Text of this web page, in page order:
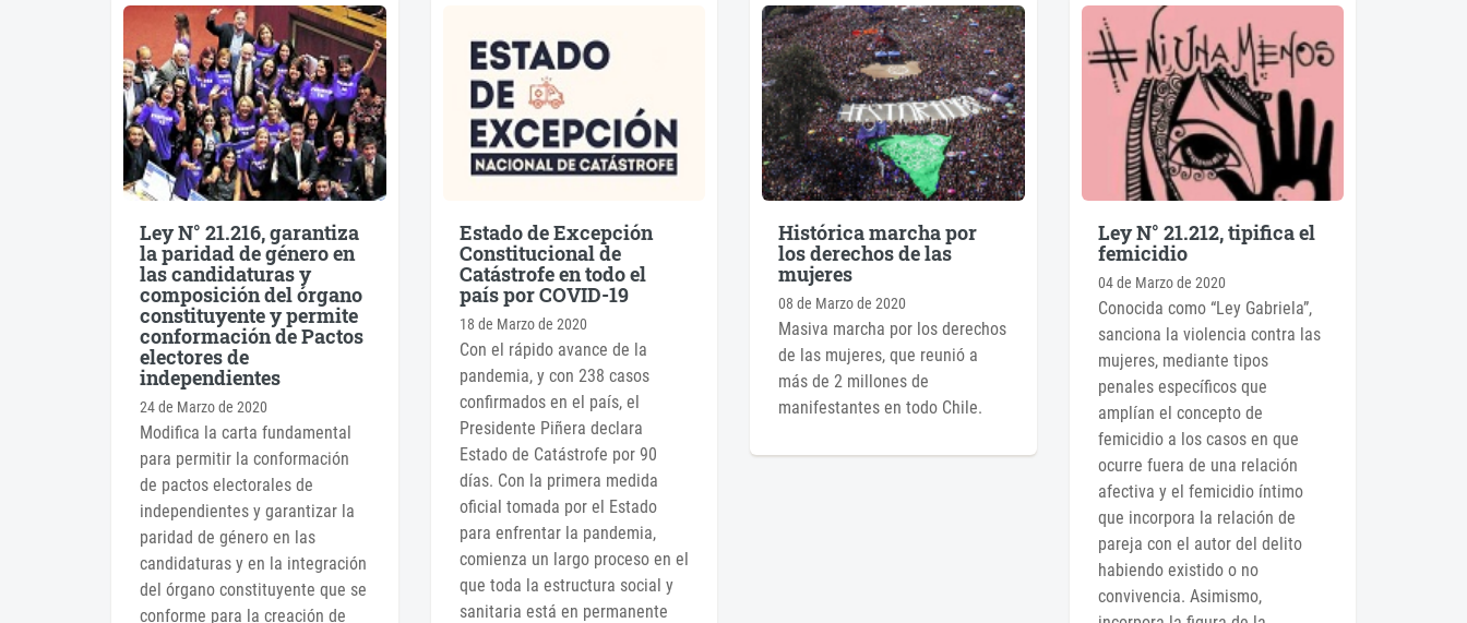
Ley N° 21.216, garantiza
la paridad de género en
las candidaturas y
composición del órgano
constituyente y permite
conformación de Pactos
electores de
independientes
24 de Marzo de 2020
Modifica la carta fundamental
para permitir la conformación
de pactos electorales de
independientes y garantizar la
paridad de género en las
candidaturas y en la integración
del órgano constituyente que se
conforme para la creación de
Estado de Excepción
Constitucional de
Catástrofe en todo el
país por COVID-19
18 de Marzo de 2020
Con el rápido avance de la
pandemia, y con 238 casos
confirmados en el país, el
Presidente Piñera declara
Estado de Catástrofe por 90
días. Con la primera medida
oficial tomada por el Estado
para enfrentar la pandemia,
comienza un largo proceso en el
que toda la estructura social y
sanitaria está en permanente
Histórica marcha por
los derechos de las
mujeres
08 de Marzo de 2020
Masiva marcha por los derechos
de las mujeres, que reunió a
más de 2 millones de
manifestantes en todo Chile.
Ley N° 21.212, tipifica el
femicidio
04 de Marzo de 2020
Conocida como “Ley Gabriela”,
sanciona la violencia contra las
mujeres, mediante tipos
penales específicos que
amplían el concepto de
femicidio a los casos en que
ocurre fuera de una relación
afectiva y el femicidio íntimo
que incorpora la relación de
pareja con el autor del delito
habiendo existido o no
convivencia. Asimismo,